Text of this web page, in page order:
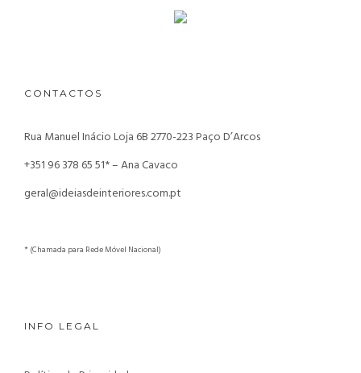
CONTACTOS
Rua Manuel Inácio Loja 6B2770-223 Paço D’Arcos
+351 96 378 65 51* – Ana Cavaco
geral@ideiasdeinteriores.com.pt
* (Chamada para Rede Móvel Nacional)
INFO LEGAL